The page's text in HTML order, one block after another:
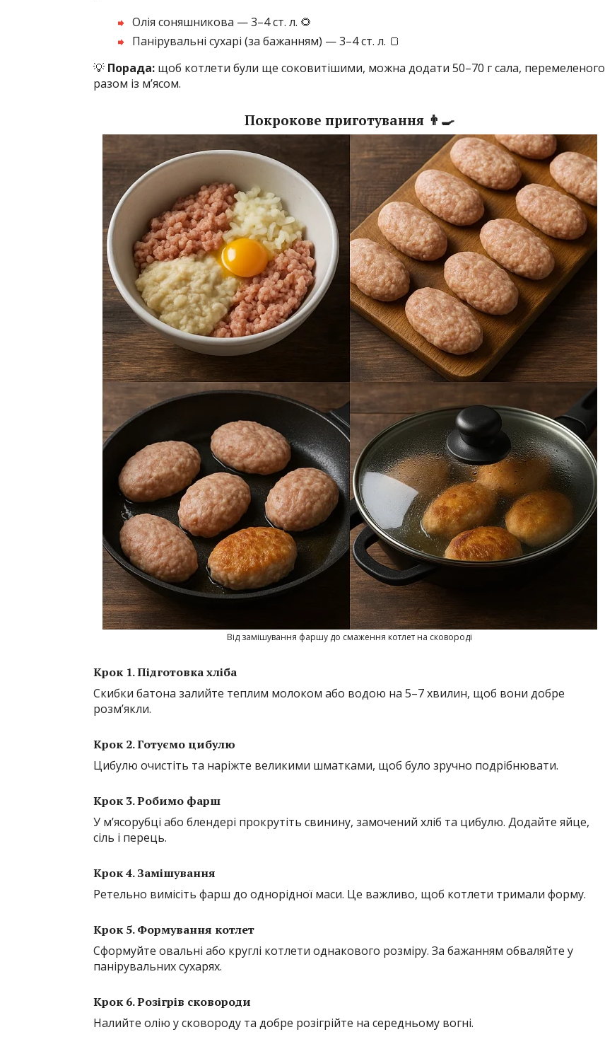
Олія соняшникова — 3–4 ст. л. 🌻
Панірувальні сухарі (за бажанням) — 3–4 ст. л. 🍞
💡 Порада: щоб котлети були ще соковитішими, можна додати 50–70 г сала, перемеленого
разом із м’ясом.
Покрокове приготування 👨‍🍳
Від замішування фаршу до смаження котлет на сковороді
Крок 1. Підготовка хліба
Скибки батона залийте теплим молоком або водою на 5–7 хвилин, щоб вони добре
розм’якли.
Крок 2. Готуємо цибулю
Цибулю очистіть та наріжте великими шматками, щоб було зручно подрібнювати.
Крок 3. Робимо фарш
У м’ясорубці або блендері прокрутіть свинину, замочений хліб та цибулю. Додайте яйце,
сіль і перець.
Крок 4. Замішування
Ретельно вимісіть фарш до однорідної маси. Це важливо, щоб котлети тримали форму.
Крок 5. Формування котлет
Сформуйте овальні або круглі котлети однакового розміру. За бажанням обваляйте у
панірувальних сухарях.
Крок 6. Розігрів сковороди
Налийте олію у сковороду та добре розігрійте на середньому вогні.